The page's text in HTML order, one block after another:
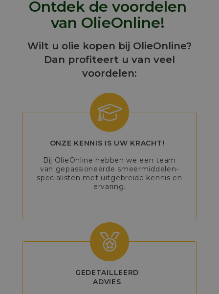
Ontdek de voordelen
van OlieOnline!
Wilt u olie kopen bij OlieOnline?
Dan profiteert u van veel
voordelen:
ONZE KENNIS IS UW KRACHT!
Bij OlieOnline hebben we een team
van gepassioneerde smeermiddelen-
specialisten met uitgebreide kennis en
ervaring.
GEDETAILLEERD
ADVIES